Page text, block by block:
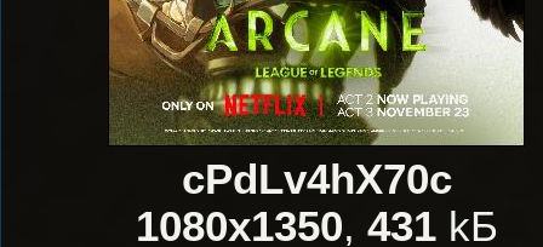
cPdLv4hX70c
1080x1350, 431kБ